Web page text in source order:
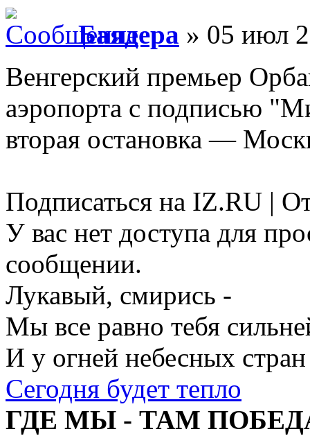
Баядера » 05 июл
Венгерский премьер
аэропорта с подписью
вторая остановка —
Подписаться на IZ.RU |
У вас нет доступа для
сообщении.
Лукавый, смирись -
Мы все равно тебя
И у огней небесных стран
Сегодня будет тепло
ГДЕ МЫ - ТАМ